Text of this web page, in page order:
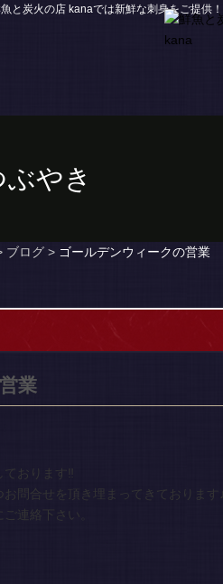
炭火の店 kanaでは新鮮な刺身をご提供！
ぶやき
ブログ > ゴールデンウィークの営業
業
おります‼️
問合せを頂き埋まってきております♪
連絡下さい。